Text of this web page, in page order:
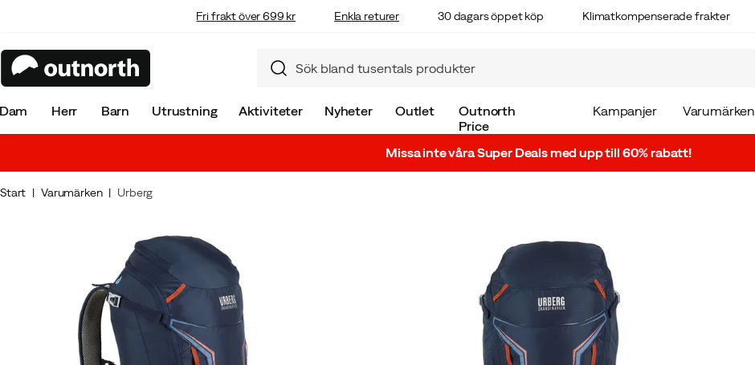
Fri frakt över 699 kr Enkla returer 30 dagars öppet köp Klimatkompenserade frakter
Herr Barn Utrustning Aktiviteter Nyheter Outlet
Outnorth
Price
Kampanjer Varumärken
Missa inte våra Super Deals med upp till 60% rabatt!
Start Varumärken Urberg